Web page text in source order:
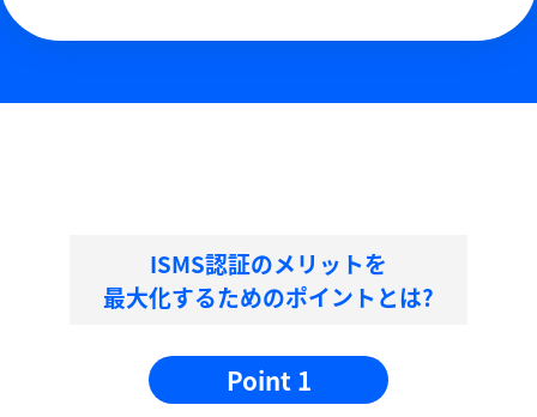
ISMS認証のメリットを
最大化するためのポイントとは?
Point 1